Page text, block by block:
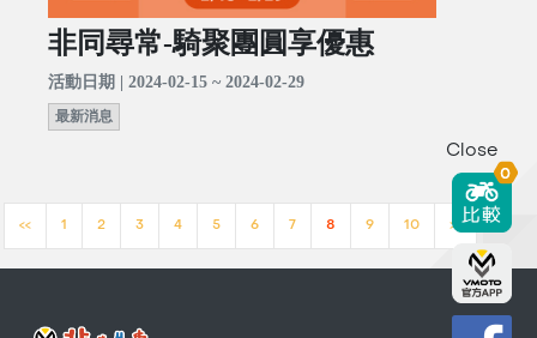
非同尋常-騎聚團圓享優惠
活動日期 | 2024-02-15 ~ 2024-02-29
最新消息
<< 1 2 3 4 5 6 7 8 9 10 >>
Close
0